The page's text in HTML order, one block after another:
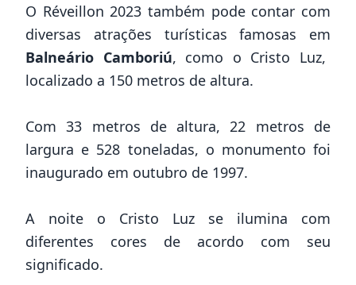
O Réveillon 2023 também pode contar com
diversas atrações turísticas famosas em
Balneário Camboriú, como o Cristo Luz,
localizado a 150 metros de altura.
Com 33 metros de altura, 22 metros de
largura e 528 toneladas, o monumento foi
inaugurado em outubro de 1997.
A noite o Cristo Luz se ilumina com
diferentes cores de acordo com seu
significado.